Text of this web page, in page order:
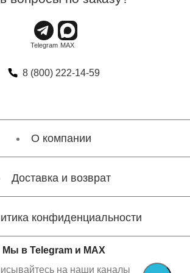
8 (800) 222-14-59
О компании
Доставка и возврат
конфиденциальности
Мы в Telegram и MAX
на наши каналы